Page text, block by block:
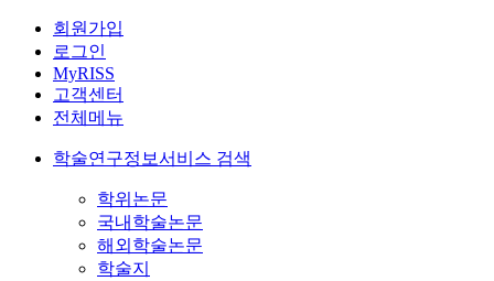
회원가입
로그인
MyRISS
고객센터
전체메뉴
학술연구정보서비스 검색
학위논문
국내학술논문
해외학술논문
학술지